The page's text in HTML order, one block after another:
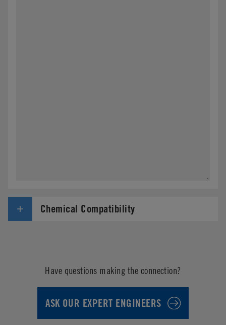
Chemical Compatibility
Have questions making the connection?
ASK OUR EXPERT ENGINEERS